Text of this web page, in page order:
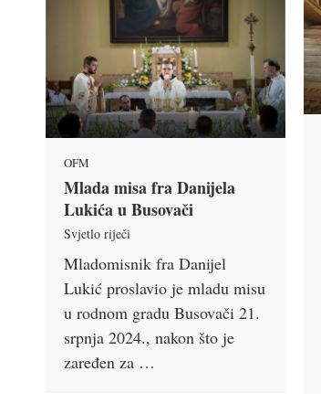
OFM
Mlada misa fra Danijela
Lukića u Busovači
Svjetlo riječi
Mladomisnik fra Danijel
Lukić proslavio je mladu misu
u rodnom gradu Busovači 21.
srpnja 2024., nakon što je
zaređen za …